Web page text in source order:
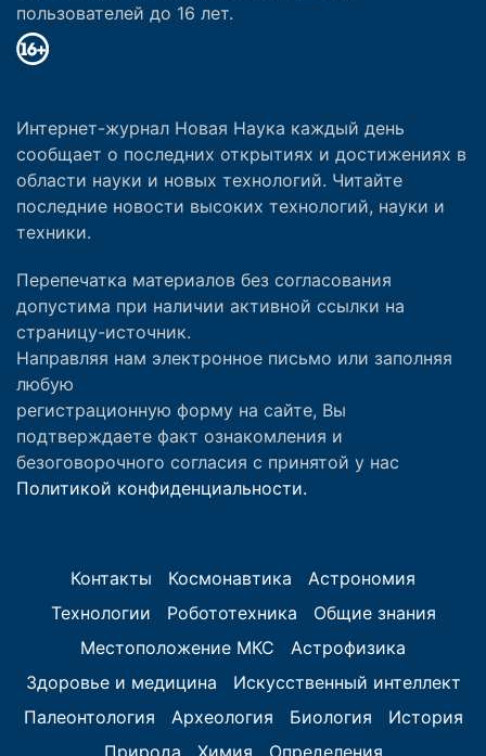
пользователей до 16 лет.
Интернет-журнал Новая Наука каждый день
сообщает о последних открытиях и достижениях в
области науки и новых технологий. Читайте
последние новости высоких технологий, науки и
техники.
Перепечатка материалов без согласования
допустима при наличии активной ссылки на
страницу-источник.
Направляя нам электронное письмо или заполняя
любую
регистрационную форму на сайте, Вы
подтверждаете факт ознакомления и
безоговорочного согласия с принятой у нас
Политикой конфиденциальности.
Контакты Космонавтика
Астрономия
Технологии
Робототехника
Общие знания
Местоположение МКС
Астрофизика
Здоровье и медицина
Искусственный интеллект
Палеонтология
Археология Биология
История
Природа
Химия Определения